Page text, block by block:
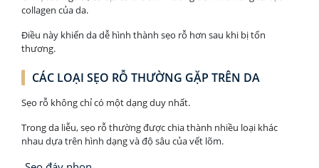
collagen của da.
Điều này khiến da dễ hình thành sẹo rỗ hơn sau khi bị tổn
thương.
CÁC LOẠI SẸO RỖ THƯỜNG GẶP TRÊN DA
Sẹo rỗ không chỉ có một dạng duy nhất.
Trong da liễu, sẹo rỗ thường được chia thành nhiều loại khác
nhau dựa trên hình dạng và độ sâu của vết lõm.